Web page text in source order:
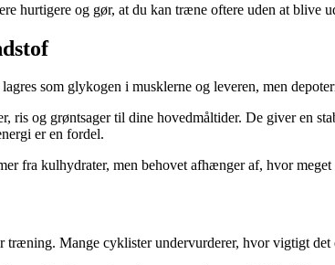
hurtigere og gør, at du kan træne oftere uden at blive
som glykogen i musklerne og leveren, men
ris og grøntsager til dine hovedmåltider. De giver en
er en fordel.
fra kulhydrater, men behovet afhænger af, hvor
træning. Mange cyklister undervurderer, hvor vigtigt